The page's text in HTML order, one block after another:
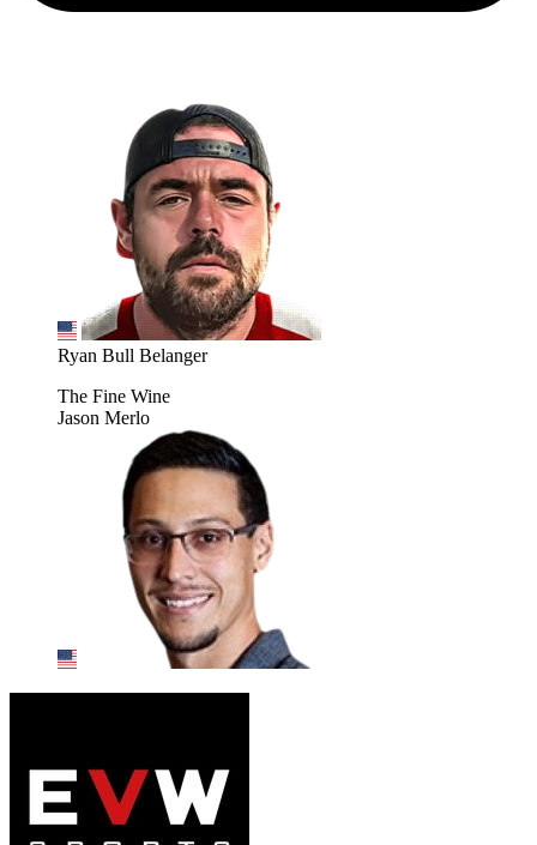
Ryan Bull Belanger
The Fine Wine
Jason Merlo